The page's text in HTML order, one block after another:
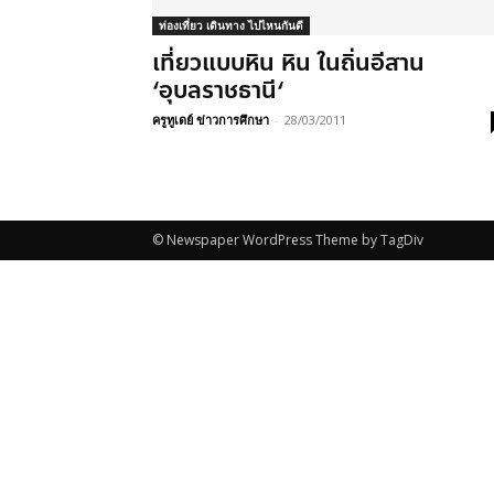
ท่องเที่ยว เดินทาง ไปไหนกันดี
เที่ยวแบบหิน หิน ในถิ่นอีสาน
‘อุบลราชธานี‘
ครูทูเดย์ ข่าวการศึกษา - 28/03/2011
© Newspaper WordPress Theme by TagDiv